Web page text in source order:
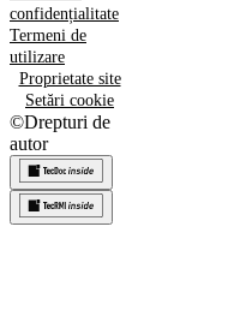
confidențialitate
Termeni de
utilizare
Proprietate site
Setări cookie
©Drepturi de
autor